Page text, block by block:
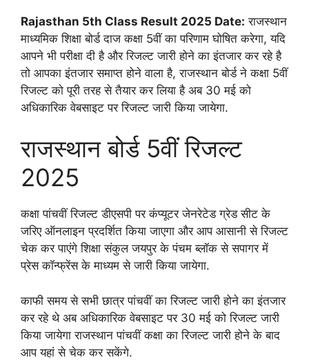
Rajasthan 5th Class Result 2025 Date: राजस्थान
माध्यमिक शिक्षा बोर्ड दाज कक्षा 5वीं का परिणाम घोषित करेगा, यदि
आपने भी परीक्षा दी है और रिजल्ट जारी होने का इंतजार कर रहे है
तो आपका इंतजार समाप्त होने वाला है, राजस्थान बोर्ड ने कक्षा 5वीं
रिजल्ट को पूरी तरह से तैयार कर लिया है अब 30 मई को
अधिकारिक वेबसाइट पर रिजल्ट जारी किया जायेगा.
राजस्थान बोर्ड 5वीं रिजल्ट
2025
कक्षा पांचवीं रिजल्ट डीएसपी पर कंप्यूटर जेनरेटेड ग्रेड सीट के
जरिए ऑनलाइन प्रदर्शित किया जाएगा और आप आसानी से रिजल्ट
चेक कर पाएंगे शिक्षा संकुल जयपुर के पंचम ब्लॉक से सपागर में
प्रेस कॉन्फ्रेंस के माध्यम से जारी किया जायेगा.
काफी समय से सभी छात्र पांचवीं का रिजल्ट जारी होने का इंतजार
कर रहे थे अब अधिकारिक वेबसाइट पर 30 मई को रिजल्ट जारी
किया जायेगा राजस्थान पांचवीं कक्षा का रिजल्ट जारी होने के बाद
आप यहां से चेक कर सकेंगे.